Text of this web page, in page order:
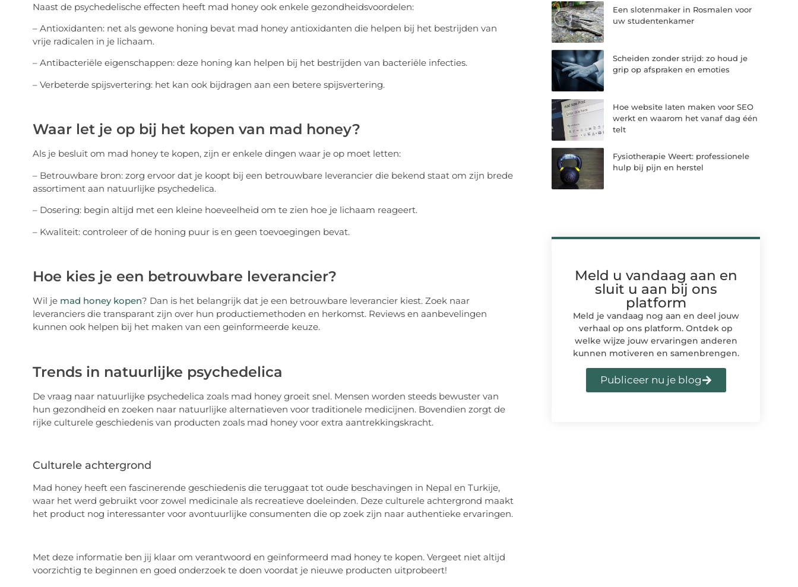
Naast de psychedelische effecten heeft mad honey ook enkele gezondheidsvoordelen:
– Antioxidanten: net als gewone honing bevat mad honey antioxidanten die helpen bij het bestrijden van
vrije radicalen in je lichaam.
– Antibacteriële eigenschappen: deze honing kan helpen bij het bestrijden van bacteriële infecties.
– Verbeterde spijsvertering: het kan ook bijdragen aan een betere spijsvertering.
Waar let je op bij het kopen van mad honey?
Als je besluit om mad honey te kopen, zijn er enkele dingen waar je op moet letten:
– Betrouwbare bron: zorg ervoor dat je koopt bij een betrouwbare leverancier die bekend staat om zijn brede
assortiment aan natuurlijke psychedelica.
– Dosering: begin altijd met een kleine hoeveelheid om te zien hoe je lichaam reageert.
– Kwaliteit: controleer of de honing puur is en geen toevoegingen bevat.
Hoe kies je een betrouwbare leverancier?
Wil je mad honey kopen? Dan is het belangrijk dat je een betrouwbare leverancier kiest. Zoek naar
leveranciers die transparant zijn over hun productiemethoden en herkomst. Reviews en aanbevelingen
kunnen ook helpen bij het maken van een geïnformeerde keuze.
Trends in natuurlijke psychedelica
De vraag naar natuurlijke psychedelica zoals mad honey groeit snel. Mensen worden steeds bewuster van
hun gezondheid en zoeken naar natuurlijke alternatieven voor traditionele medicijnen. Bovendien zorgt de
rijke culturele geschiedenis van producten zoals mad honey voor extra aantrekkingskracht.
Culturele achtergrond
Mad honey heeft een fascinerende geschiedenis die teruggaat tot oude beschavingen in Nepal en Turkije,
waar het werd gebruikt voor zowel medicinale als recreatieve doeleinden. Deze culturele achtergrond maakt
het product nog interessanter voor avontuurlijke consumenten die op zoek zijn naar authentieke ervaringen.
Met deze informatie ben jij klaar om verantwoord en geïnformeerd mad honey te kopen. Vergeet niet altijd
voorzichtig te beginnen en goed onderzoek te doen voordat je nieuwe producten uitprobeert!
Een slotenmaker in Rosmalen voor
uw studentenkamer
Scheiden zonder strijd: zo houd je
grip op afspraken en emoties
Hoe website laten maken voor SEO
werkt en waarom het vanaf dag één
telt
Fysiotherapie Weert: professionele
hulp bij pijn en herstel
Meld u vandaag aan en
sluit u aan bij ons
platform
Meld je vandaag nog aan en deel jouw
verhaal op ons platform. Ontdek op
welke wijze jouw ervaringen anderen
kunnen motiveren en samenbrengen.
Publiceer nu je blog